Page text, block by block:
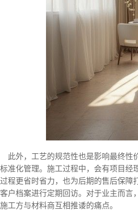
此外，工艺的规范性也是影响最终性
准化管理。施工过程中，会有项目经
程更省时省力，也为后期的售后保障
户档案进行定期回访。对于业主而
工方与材料商互相推诿的痛点。